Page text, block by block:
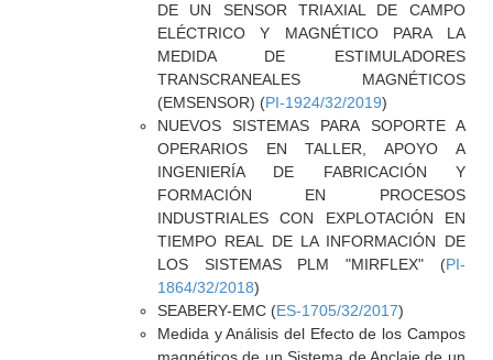
DE UN SENSOR TRIAXIAL DE CAMPO
ELÉCTRICO Y MAGNÉTICO PARA LA
MEDIDA DE ESTIMULADORES
TRANSCRANEALES MAGNÉTICOS
(EMSENSOR) (PI-1924/32/2019)
NUEVOS SISTEMAS PARA SOPORTE A
OPERARIOS EN TALLER, APOYO A
INGENIERÍA DE FABRICACIÓN Y
FORMACIÓN EN PROCESOS
INDUSTRIALES CON EXPLOTACIÓN EN
TIEMPO REAL DE LA INFORMACIÓN DE
LOS SISTEMAS PLM "MIRFLEX" (PI-
1864/32/2018)
SEABERY-EMC (ES-1705/32/2017)
Medida y Análisis del Efecto de los Campos